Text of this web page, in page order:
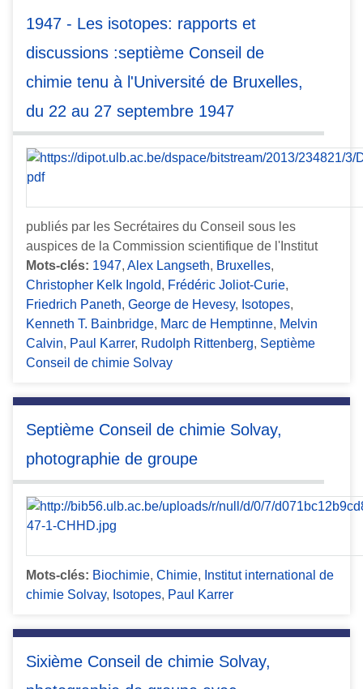
1947 - Les isotopes: rapports et
discussions :septième Conseil de
chimie tenu à l'Université de Bruxelles,
du 22 au 27 septembre 1947
publiés par les Secrétaires du Conseil sous les
auspices de la Commission scientifique de l'Institut
Mots-clés: 1947, Alex Langseth, Bruxelles,
Christopher Kelk Ingold, Frédéric Joliot-Curie,
Friedrich Paneth, George de Hevesy, Isotopes,
Kenneth T. Bainbridge, Marc de Hemptinne, Melvin
Calvin, Paul Karrer, Rudolph Rittenberg, Septième
Conseil de chimie Solvay
Septième Conseil de chimie Solvay,
photographie de groupe
Mots-clés: Biochimie, Chimie, Institut international de
chimie Solvay, Isotopes, Paul Karrer
Sixième Conseil de chimie Solvay,